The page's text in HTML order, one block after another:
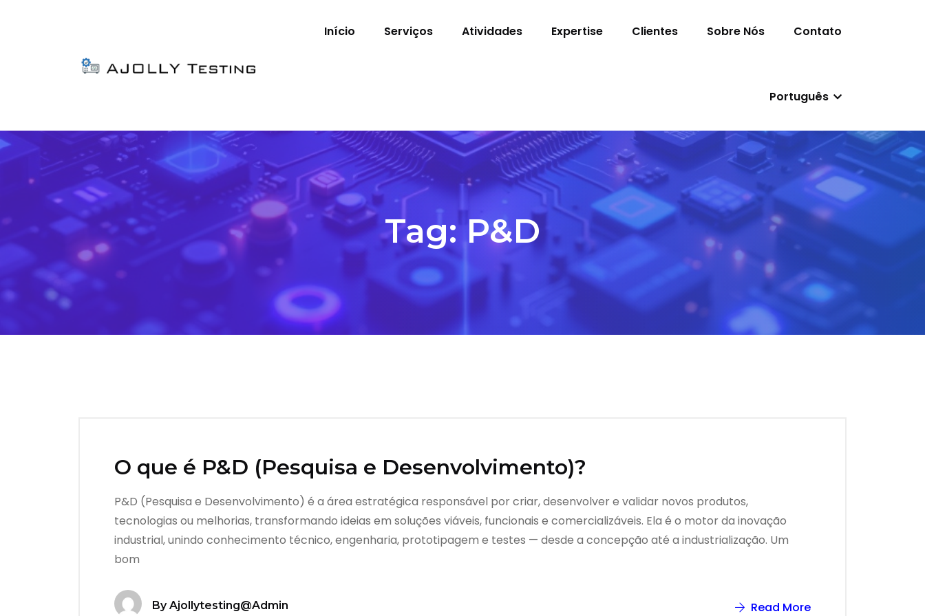
Início Serviços Atividades Expertise Clientes Sobre Nós Contato
Português
Tag:P&D
O que é P&D (Pesquisa e Desenvolvimento)?
P&D (Pesquisa e Desenvolvimento) é a área estratégica responsável por criar, desenvolver e validar novos produtos,
tecnologias ou melhorias, transformando ideias em soluções viáveis, funcionais e comercializáveis. Ela é o motor da inovação
industrial, unindo conhecimento técnico, engenharia, prototipagem e testes — desde a concepção até a industrialização. Um
bom
ByAjollytesting@admin Read More